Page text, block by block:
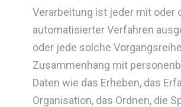
Verarbeitung ist jeder mit oder
automatisierter Verfahren
oder jede solche
Zusammenhang mit
Daten wie das Erheben, das
Organisation, das Ordnen, die